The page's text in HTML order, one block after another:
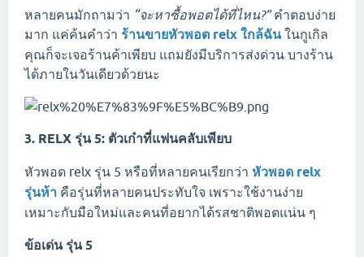
หลายคนมักถามว่า “จะหาซื้อพอตได้ที่ไหน?”คำตอบง่าย
มาก แค่ค้นคำว่า ร้านขายหัวพอต relx ใกล้ฉันในกูเกิล
คุณก็จะเจอร้านค้าเพียบ แถมยังมีบริการส่งด่วน บางร้าน
ได้ภายในวันเดียวด้วยนะ
3. RELX รุ่น 5: ตัวเก๋าที่แฟนคลับเพียบ
หัวพอด relx รุ่น 5 หรือที่หลายคนเรียกว่า หัวพอด relx
รุ่นห้า คือรุ่นที่หลายคนประทับใจ เพราะใช้งานง่าย
เหมาะกับมือใหม่และคนที่อยากได้รสชาติพอตแน่น ๆ
ข้อเด่น รุ่น 5